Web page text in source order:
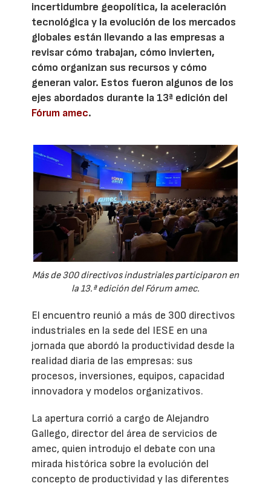
incertidumbre geopolítica, la aceleración
tecnológica y la evolución de los mercados
globales están llevando a las empresas a
revisar cómo trabajan, cómo invierten,
cómo organizan sus recursos y cómo
generan valor. Estos fueron algunos de los
ejes abordados durante la 13ª edición del
Fórum amec.
Más de 300 directivos industriales participaron en
la 13.ª edición del Fórum amec.
El encuentro reunió a más de 300 directivos
industriales en la sede del IESE en una
jornada que abordó la productividad desde la
realidad diaria de las empresas: sus
procesos, inversiones, equipos, capacidad
innovadora y modelos organizativos.
La apertura corrió a cargo de Alejandro
Gallego, director del área de servicios de
amec, quien introdujo el debate con una
mirada histórica sobre la evolución del
concepto de productividad y las diferentes